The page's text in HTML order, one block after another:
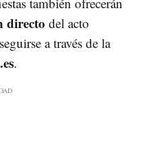
directo del acto
a través de la
.